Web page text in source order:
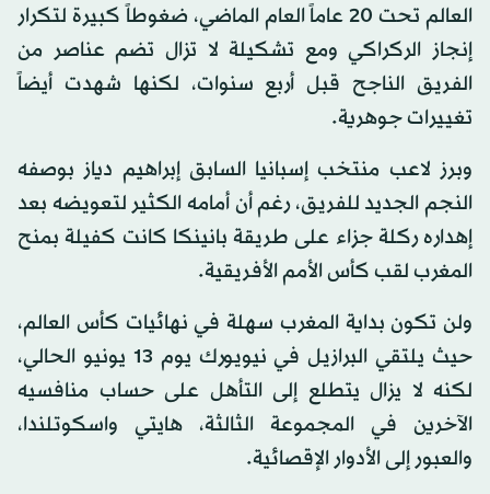
العالم تحت 20 عاماً العام الماضي، ضغوطاً كبيرة لتكرار
إنجاز الركراكي ومع تشكيلة لا تزال تضم عناصر من
الفريق الناجح قبل أربع سنوات، لكنها شهدت أيضاً
تغييرات جوهرية.
وبرز لاعب منتخب إسبانيا السابق إبراهيم دياز بوصفه
النجم الجديد للفريق، رغم أن أمامه الكثير لتعويضه بعد
إهداره ركلة جزاء على طريقة بانينكا كانت كفيلة بمنح
المغرب لقب كأس الأمم الأفريقية.
ولن تكون بداية المغرب سهلة في نهائيات كأس العالم،
حيث يلتقي البرازيل في نيويورك يوم 13 يونيو الحالي،
لكنه لا يزال يتطلع إلى التأهل على حساب منافسيه
الآخرين في المجموعة الثالثة، هايتي واسكوتلندا،
والعبور إلى الأدوار الإقصائية.